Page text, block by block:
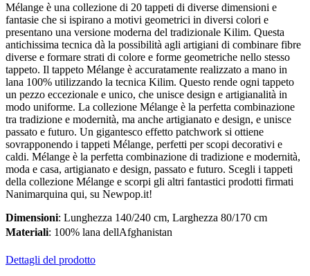
Mélange è una collezione di 20 tappeti di diverse dimensioni e
fantasie che si ispirano a motivi geometrici in diversi colori e
presentano una versione moderna del tradizionale Kilim. Questa
antichissima tecnica dà la possibilità agli artigiani di combinare fibre
diverse e formare strati di colore e forme geometriche nello stesso
tappeto. Il tappeto Mélange è accuratamente realizzato a mano in
lana 100% utilizzando la tecnica Kilim. Questo rende ogni tappeto
un pezzo eccezionale e unico, che unisce design e artigianalità in
modo uniforme. La collezione Mélange è la perfetta combinazione
tra tradizione e modernità, ma anche artigianato e design, e unisce
passato e futuro. Un gigantesco effetto patchwork si ottiene
sovrapponendo i tappeti Mélange, perfetti per scopi decorativi e
caldi. Mélange è la perfetta combinazione di tradizione e modernità,
moda e casa, artigianato e design, passato e futuro. Scegli i tappeti
della collezione Mélange e scorpi gli altri fantastici prodotti firmati
Nanimarquina qui, su Newpop.it!
Dimensioni: Lunghezza 140/240 cm, Larghezza 80/170 cm
Materiali: 100% lana dellAfghanistan
Dettagli del prodotto